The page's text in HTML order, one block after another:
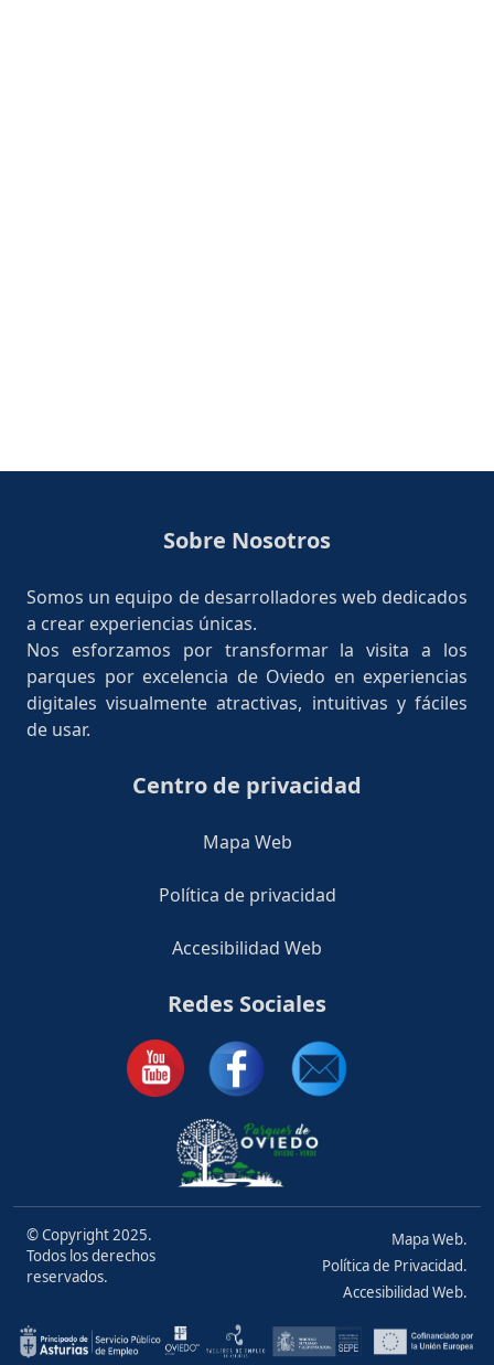
Sobre Nosotros
Somos un equipo de desarrolladores web dedicados
a crear experiencias únicas.
Nos esforzamos por transformar la visita a los
parques por excelencia de Oviedo en experiencias
digitales visualmente atractivas, intuitivas y fáciles
de usar.
Centro de privacidad
Mapa Web
Política de privacidad
Accesibilidad Web
Redes Sociales
© Copyright 2025.
Todos los derechos
reservados.
Mapa Web.
Política de Privacidad.
Accesibilidad Web.